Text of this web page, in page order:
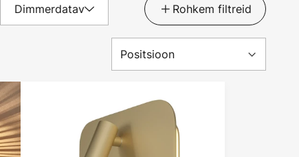
Dimmerdatav Rohkem filtreid